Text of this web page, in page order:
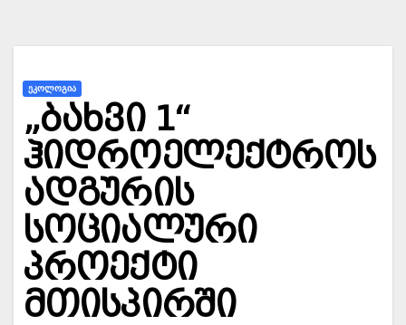
ᲔᲙᲝᲚᲝᲒᲘᲐ
„ბახვი 1“
ჰიდროელექტროს
ადგურის
სოციალური
პროექტი
მთისპირში